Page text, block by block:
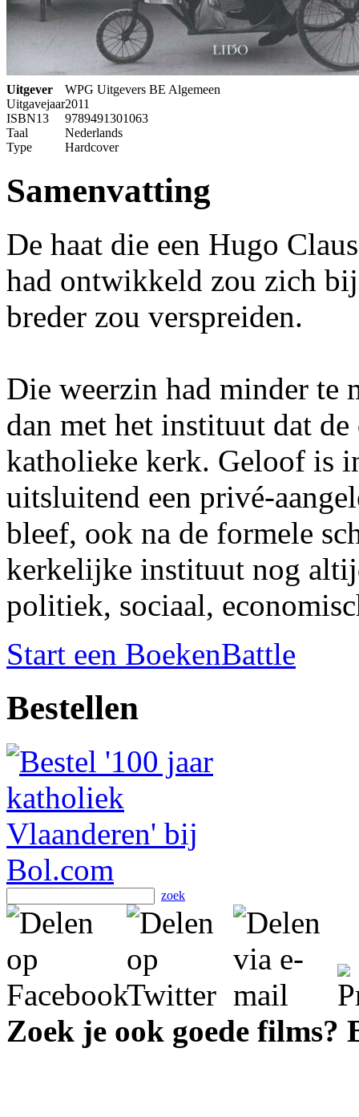
Uitgever
WPG Uitgevers BE Algemeen
Uitgavejaar2011
ISBN13
9789491301063
Taal
Nederlands
Type
Hardcover
Samenvatting
De haat die een Hugo
had ontwikkeld zou zich
breder zou verspreiden.
Die weerzin had minder te
dan met het instituut dat
katholieke kerk. Geloof is
uitsluitend een privé-
bleef, ook na de formele
kerkelijke instituut nog
politiek, sociaal,
Start een BoekenBattle
Bestellen
zoek
Zoek je ook goede films?